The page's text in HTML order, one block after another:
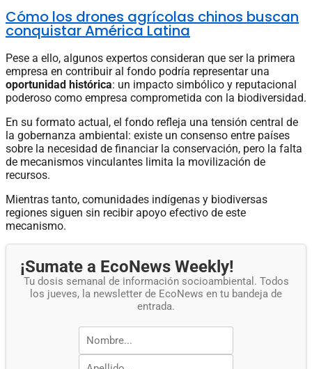
Cómo los drones agrícolas chinos buscan
conquistar América Latina
Pese a ello, algunos expertos consideran que ser la primera
empresa en contribuir al fondo podría representar una
oportunidad histórica: un impacto simbólico y reputacional
poderoso como empresa comprometida con la biodiversidad.
En su formato actual, el fondo refleja una tensión central de
la gobernanza ambiental: existe un consenso entre países
sobre la necesidad de financiar la conservación, pero la falta
de mecanismos vinculantes limita la movilización de
recursos.
Mientras tanto, comunidades indígenas y biodiversas
regiones siguen sin recibir apoyo efectivo de este
mecanismo.
¡Sumate a EcoNews Weekly!
Tu dosis semanal de información socioambiental. Todos
los jueves, la newsletter de EcoNews en tu bandeja de
entrada.